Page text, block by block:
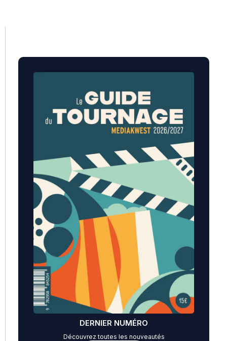
DERNIER NUMÉRO
Découvrez toutes les nouveautés